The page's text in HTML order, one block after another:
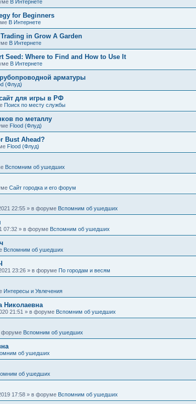
В Интернете
for Beginners
В Интернете
in Grow A Garden
В Интернете
Seed: Where to Find and How to Use It
В Интернете
арматуры
(Флуд)
для игры в РФ
Поиск по месту службы
по металлу
Flood (Флуд)
Bust Ahead?
Flood (Флуд)
Вспомним об ушедших
Сайт городка и его форум
22:55 » в форуме Вспомним об ушедших
07:32 » в форуме Вспомним об ушедших
Вспомним об ушедших
23:26 » в форуме По городам и весям
Интересы и Увлечения
Николаевна
21:51 » в форуме Вспомним об ушедших
форуме Вспомним об ушедших
об ушедших
об ушедших
17:58 » в форуме Вспомним об ушедших